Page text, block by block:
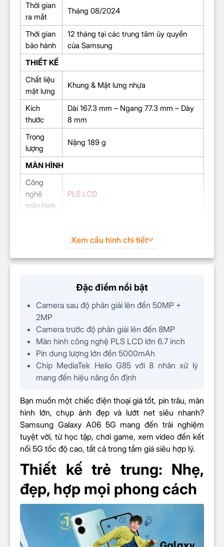
Thời gian
ra mắt
Tháng 08/2024
Thời gian
bảo hành
12 tháng tại các trung tâm ủy quyền
của Samsung
THIẾT KẾ
Chất liệu
mặt lưng
Khung & Mặt lưng nhựa
Kích
thước
Dài 167.3 mm – Ngang 77.3 mm – Dày
8 mm
Trọng
lượng
Nặng 189 g
MÀN HÌNH
Công
nghệ
màn hình
PLS LCD
quét
60Hz
giải
HD+ (720 x 1600 Pixels)
CHIP
Chip
Mediatek Dimensity 6300
độ (CPU)
– 6 nhân 2 GHz: Cortex-A55
– 2 nhân 2.4 GHz: Cortex-A76
họa
(GPU)
Mali-G52
CAMERA
Độ phân
camera
Camera cảm biến chiều sâu: 2MP
Độ phân
8 MP
Xem cấu hình chi tiết
Đặc điểm nổi bật
Camera sau độ phân giải lên đến 50MP +
2MP
Camera trước độ phân giải lên đến 8MP
Màn hình công nghệ PLS LCD lớn 6.7 inch
Pin dung lượng lớn đến 5000mAh
Chip MediaTek Helio G85 với 8 nhân xử lý
mang đến hiệu năng ổn định
Bạn muốn một chiếc điện thoại giá tốt, pin trâu, màn
hình lớn, chụp ảnh đẹp và lướt net siêu nhanh?
Samsung Galaxy A06 5G mang đến trải nghiệm
tuyệt vời, từ học tập, chơi game, xem video đến kết
nối 5G tốc độ cao, tất cả trong tầm giá siêu hợp lý.
Thiết kế trẻ trung: Nhẹ,
đẹp, hợp mọi phong cách